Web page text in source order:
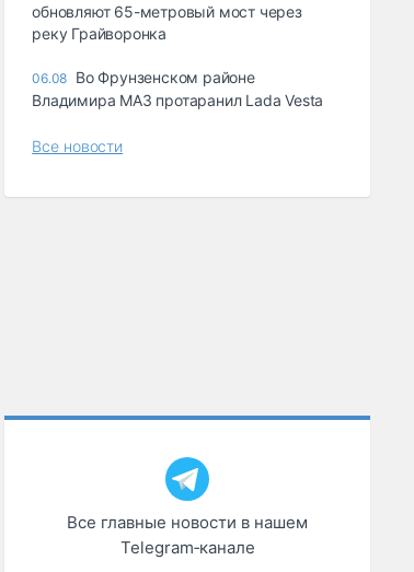
обновляют 65-метровый мост через
реку Грайворонка
06.08 Во Фрунзенском районе
Владимира МАЗ протаранил Lada Vesta
Все новости
Все главные новости в нашем
Telegram‑канале